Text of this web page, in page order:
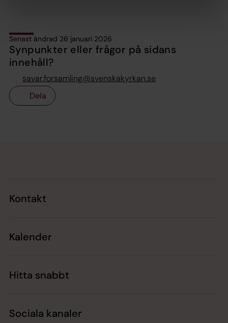
Senast ändrad 26 januari 2026
Synpunkter eller frågor på sidans
innehåll?
savar.forsamling@svenskakyrkan.se
Dela
Kontakt
Kalender
Hitta snabbt
Sociala kanaler